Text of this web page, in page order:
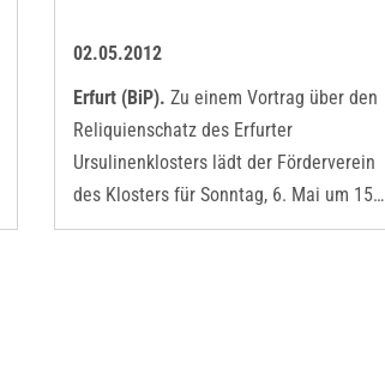
02.05.2012
Erfurt (BiP). Zu einem Vortrag über den
Reliquienschatz des Erfurter
Ursulinenklosters lädt der Förderverein
des Klosters für Sonntag, 6. Mai um 15…